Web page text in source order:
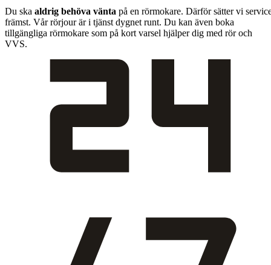
Du ska aldrig behöva vänta på en rörmokare. Därför sätter vi
främst. Vår rörjour är i tjänst dygnet runt. Du kan även boka
tillgängliga rörmokare som på kort varsel hjälper dig med rör och
VVS.